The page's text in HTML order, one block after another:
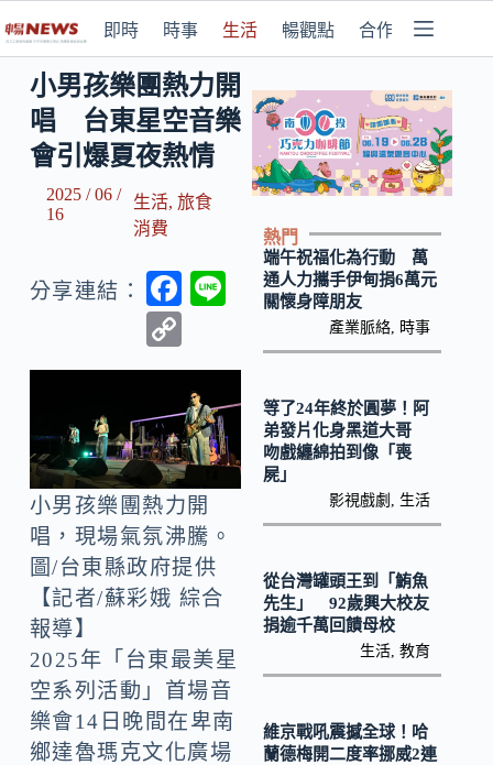
即時 時事 生活 暢觀點 合作媒體
小男孩樂團熱力開
唱 台東星空音樂
會引爆夏夜熱情
2025 / 06 /
16
生活, 旅食
消費
分享連結：
F
b
o
o
k
o
p
y
Li
n
k
小男孩樂團熱力開
唱，現場氣氛沸騰。
圖/台東縣政府提供
【記者/蘇彩娥 綜合
報導】
2025年「台東最美星
空系列活動」首場音
樂會14日晚間在卑南
鄉達魯瑪克文化廣場
熱門
端午祝福化為行動 萬
通人力攜手伊甸捐6萬元
關懷身障朋友
產業脈絡 時事
等了24年終於圓夢！阿
弟發片化身黑道大哥
吻戲纏綿拍到像「喪
屍」
影視戲劇 生活
從台灣罐頭王到「鮪魚
先生」 92歲興大校友
捐逾千萬回饋母校
生活 ,教育
維京戰吼震撼全球！哈
蘭德梅開二度率挪威2連